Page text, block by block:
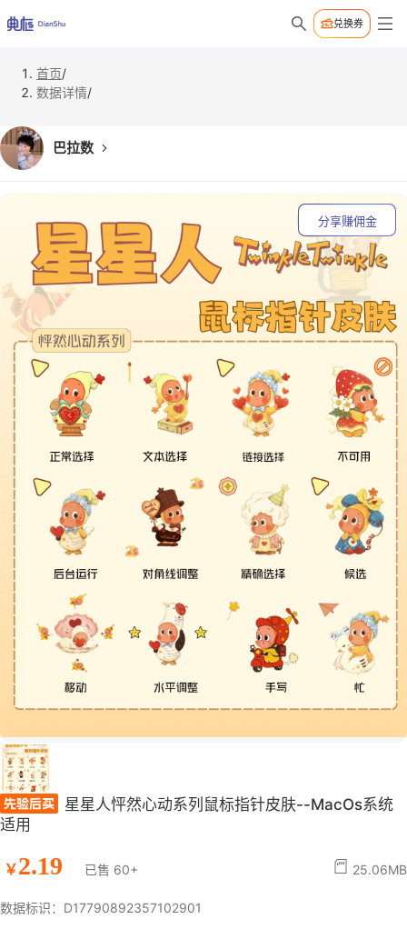
兑换券
首页/
数据详情/
巴拉数
分享赚佣金
星星人怦然心动系列鼠标指针皮肤--MacOs系统
适用
￥2.19 已售 60+ 25.06MB
数据标识：D17790892357102901